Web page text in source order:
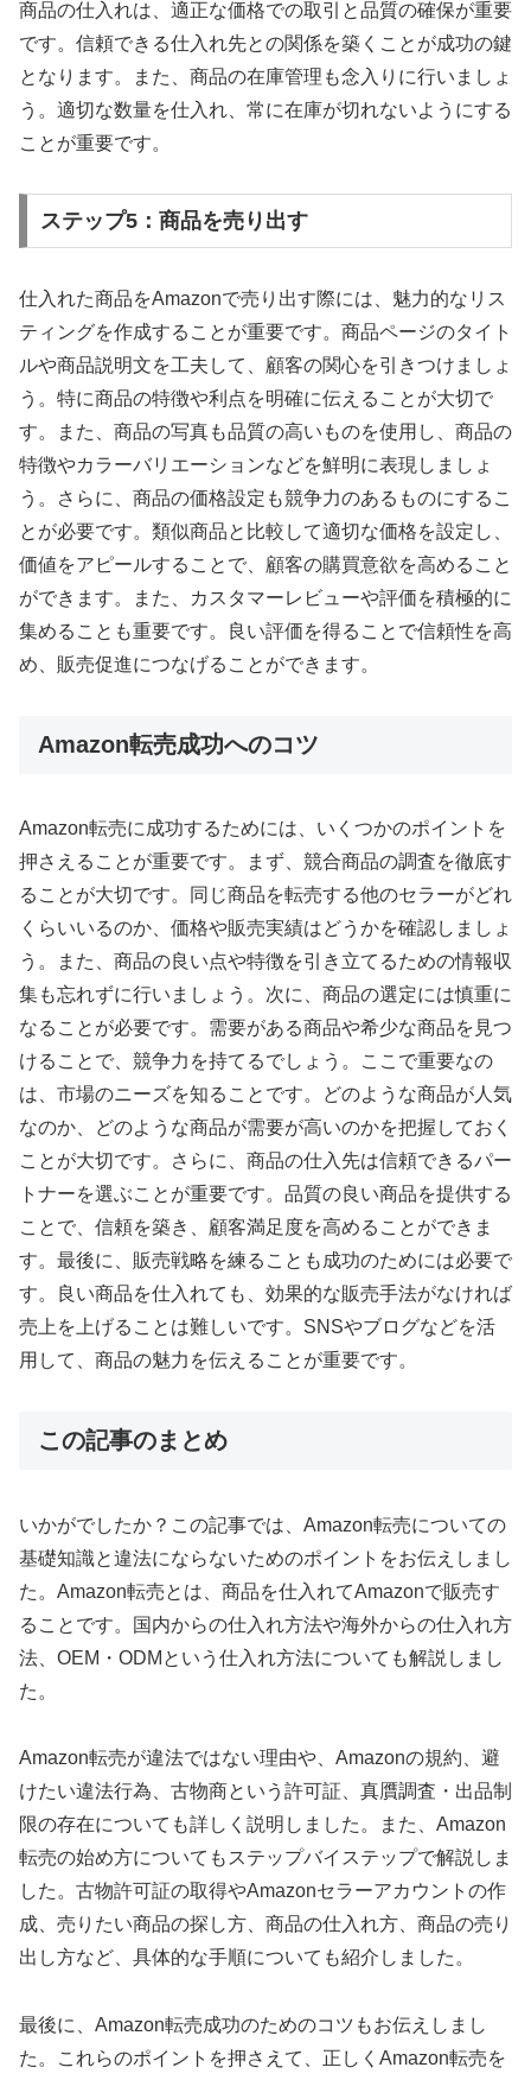
商品の仕入れは、適正な価格での取引と品質の確保が重要
です。信頼できる仕入れ先との関係を築くことが成功の鍵
となります。また、商品の在庫管理も念入りに行いましょ
う。適切な数量を仕入れ、常に在庫が切れないようにする
ことが重要です。
ステップ5：商品を売り出す
仕入れた商品をAmazonで売り出す際には、魅力的なリス
ティングを作成することが重要です。商品ページのタイト
ルや商品説明文を工夫して、顧客の関心を引きつけましょ
う。特に商品の特徴や利点を明確に伝えることが大切で
す。また、商品の写真も品質の高いものを使用し、商品の
特徴やカラーバリエーションなどを鮮明に表現しましょ
う。さらに、商品の価格設定も競争力のあるものにするこ
とが必要です。類似商品と比較して適切な価格を設定し、
価値をアピールすることで、顧客の購買意欲を高めること
ができます。また、カスタマーレビューや評価を積極的に
集めることも重要です。良い評価を得ることで信頼性を高
め、販売促進につなげることができます。
Amazon転売成功へのコツ
Amazon転売に成功するためには、いくつかのポイントを
押さえることが重要です。まず、競合商品の調査を徹底す
ることが大切です。同じ商品を転売する他のセラーがどれ
くらいいるのか、価格や販売実績はどうかを確認しましょ
う。また、商品の良い点や特徴を引き立てるための情報収
集も忘れずに行いましょう。次に、商品の選定には慎重に
なることが必要です。需要がある商品や希少な商品を見つ
けることで、競争力を持てるでしょう。ここで重要なの
は、市場のニーズを知ることです。どのような商品が人気
なのか、どのような商品が需要が高いのかを把握しておく
ことが大切です。さらに、商品の仕入先は信頼できるパー
トナーを選ぶことが重要です。品質の良い商品を提供する
ことで、信頼を築き、顧客満足度を高めることができま
す。最後に、販売戦略を練ることも成功のためには必要で
す。良い商品を仕入れても、効果的な販売手法がなければ
売上を上げることは難しいです。SNSやブログなどを活
用して、商品の魅力を伝えることが重要です。
この記事のまとめ
いかがでしたか？この記事では、Amazon転売についての
基礎知識と違法にならないためのポイントをお伝えしまし
た。Amazon転売とは、商品を仕入れてAmazonで販売す
ることです。国内からの仕入れ方法や海外からの仕入れ方
法、OEM・ODMという仕入れ方法についても解説しまし
た。
Amazon転売が違法ではない理由や、Amazonの規約、避
けたい違法行為、古物商という許可証、真贋調査・出品制
限の存在についても詳しく説明しました。また、Amazon
転売の始め方についてもステップバイステップで解説しま
した。古物許可証の取得やAmazonセラーアカウントの作
成、売りたい商品の探し方、商品の仕入れ方、商品の売り
出し方など、具体的な手順についても紹介しました。
最後に、Amazon転売成功のためのコツもお伝えしまし
た。これらのポイントを押さえて、正しくAmazon転売を